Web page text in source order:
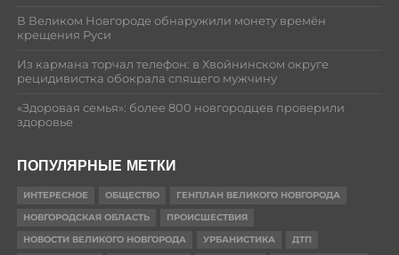
В Великом Новгороде обнаружили монету времён
крещения Руси
Из кармана торчал телефон: в Хвойнинском округе
рецидивистка обокрала спящего мужчину
«Здоровая семья»: более 800 новгородцев проверили
здоровье
ПОПУЛЯРНЫЕ МЕТКИ
ИНТЕРЕСНОЕ ОБЩЕСТВО
ГЕНПЛАН ВЕЛИКОГО НОВГОРОДА
НОВГОРОДСКАЯ ОБЛАСТЬ
ПРОИСШЕСТВИЯ
НОВОСТИ ВЕЛИКОГО НОВГОРОДА
УРБАНИСТИКА
ДТП